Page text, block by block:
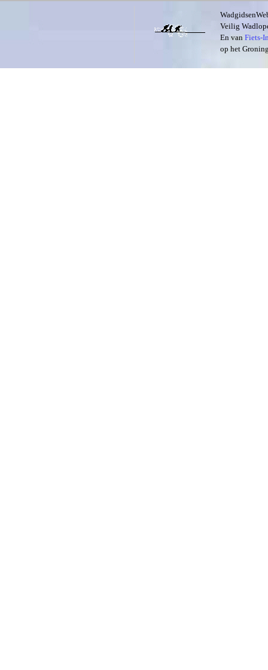
Veilig
En van Fiets-
op het